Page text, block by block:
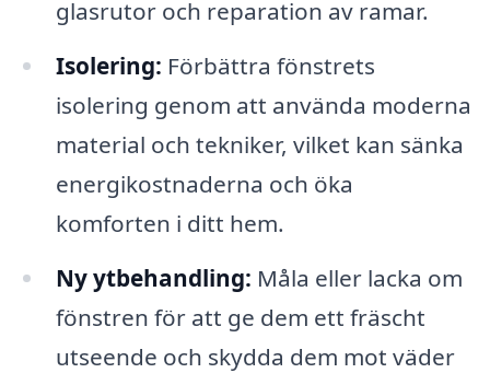
glasrutor och reparation av ramar.
Isolering: Förbättra fönstrets
isolering genom att använda moderna
material och tekniker, vilket kan sänka
energikostnaderna och öka
komforten i ditt hem.
Ny ytbehandling: Måla eller lacka om
fönstren för att ge dem ett fräscht
utseende och skydda dem mot väder